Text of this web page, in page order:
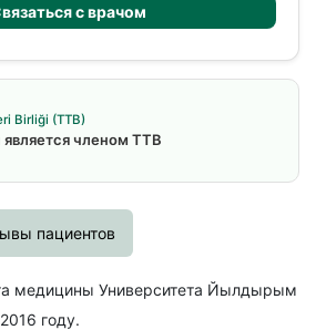
с врачом
Birliği (TTB)
является членом TTB
пациентов
медицины Университета Йылдырым
году.